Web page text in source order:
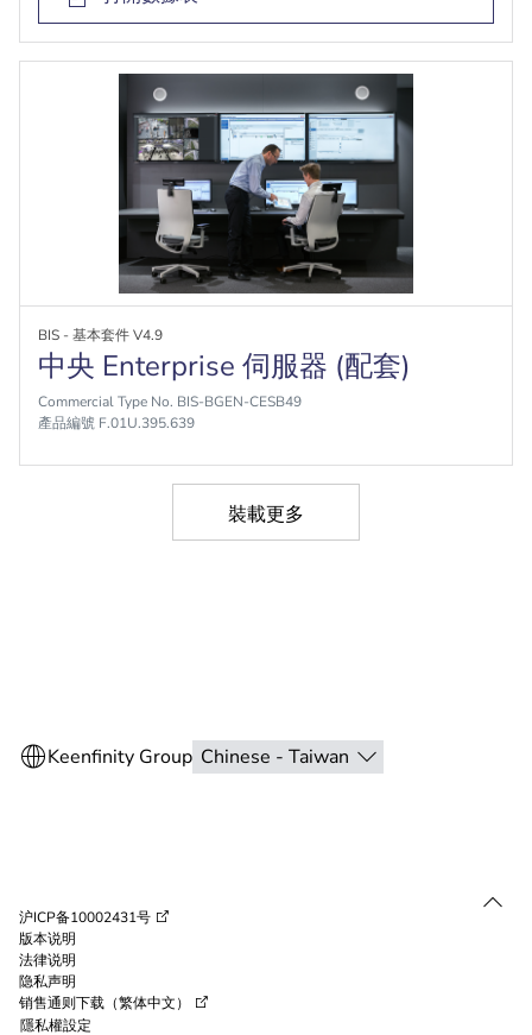
BIS - 基本套件 V4.9
中央 Enterprise 伺服器 (配套)
Commercial Type No. BIS-BGEN-CESB49
產品編號 F.01U.395.639
裝載更多
沪ICP备10002431号
版本说明
法律说明
隐私声明
销售通则下载（繁体中文）
隱私權設定